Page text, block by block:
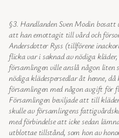
§3. Handlanden Sven Modin
att han emottagit till vård och
Andersdotter Ryss (tillförene
flicka var i saknad av nödiga
församlingen ville anslå någon
nödiga klädespersedlar åt henne,
församlingen med någon avgift för
Församlingen beviljade att till
skulle av församlingens
med förbindelse att icke sedan
utblottae tillstånd, som hon av